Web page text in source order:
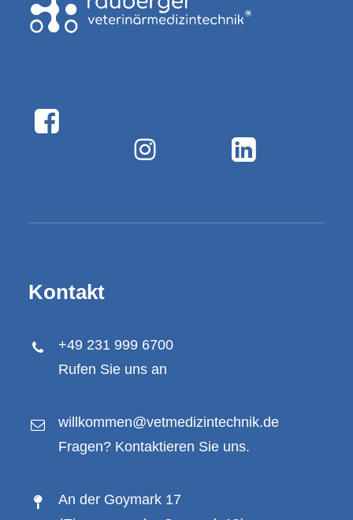
Kontakt
+49 231 999 6700
Rufen Sie uns an
willkommen@vetmedizintechnik.de
Fragen? Kontaktieren Sie uns.
An der Goymark 17